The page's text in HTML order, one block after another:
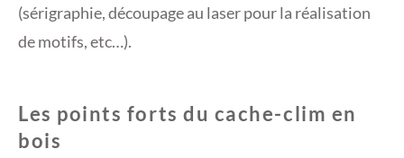
(sérigraphie, découpage au laser pour la réalisation
de motifs, etc…).
Les points forts du cache-clim en
bois